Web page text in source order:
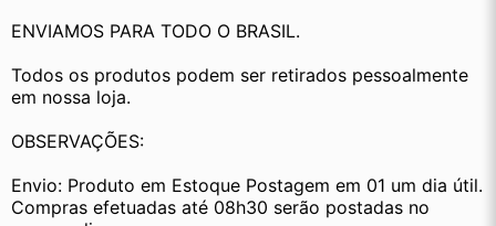
ENVIAMOS PARA TODO O BRASIL.
Todos os produtos podem ser retirados pessoalmente
em nossa loja.
OBSERVAÇÕES:
Envio: Produto em Estoque Postagem em 01 um dia útil.
Compras efetuadas até 08h30 serão postadas no